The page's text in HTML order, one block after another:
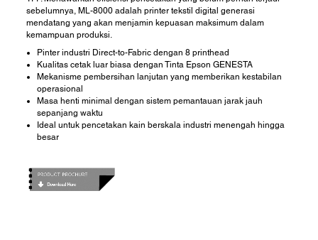
sebelumnya, ML-8000 adalah printer tekstil digital generasi
mendatang yang akan menjamin kepuasan maksimum dalam
kemampuan produksi.
Pinter industri Direct-to-Fabric dengan 8 printhead
Kualitas cetak luar biasa dengan Tinta Epson GENESTA
Mekanisme pembersihan lanjutan yang memberikan kestabilan
operasional
Masa henti minimal dengan sistem pemantauan jarak jauh
sepanjang waktu
Ideal untuk pencetakan kain berskala industri menengah hingga
besar